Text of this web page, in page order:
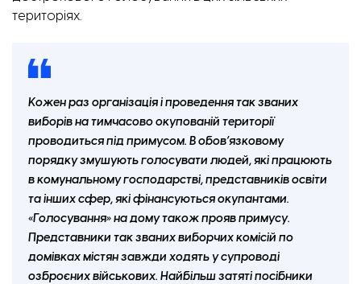
територіях.
Кожен раз організація і проведення так званих
виборів на тимчасово окупованій території
проводиться під примусом. В обов’язковому
порядку змушують голосувати людей, які працюють
в комунальному господарстві, представників освіти
та інших сфер, які фінансуються окупантами.
«Голосування» на дому також прояв примусу.
Представники так званих виборчих комісій по
домівках містян завжди ходять у супроводі
озброєних військових. Найбільш затяті посібники